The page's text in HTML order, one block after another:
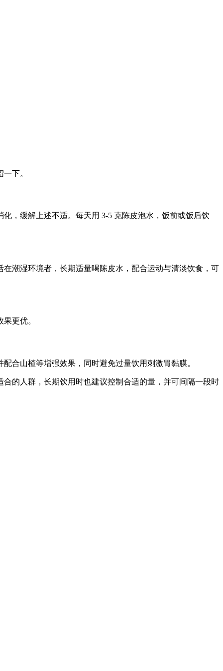
下。
，缓解上述不适。每天用 3-5 克陈皮泡水，饭前或饭后饮
潮湿环境者，长期适量喝陈皮水，配合运动与清淡饮食，可
更优。
合山楂等增强效果，同时避免过量饮用刺激胃黏膜。
的人群，长期饮用时也建议控制合适的量，并可间隔一段时